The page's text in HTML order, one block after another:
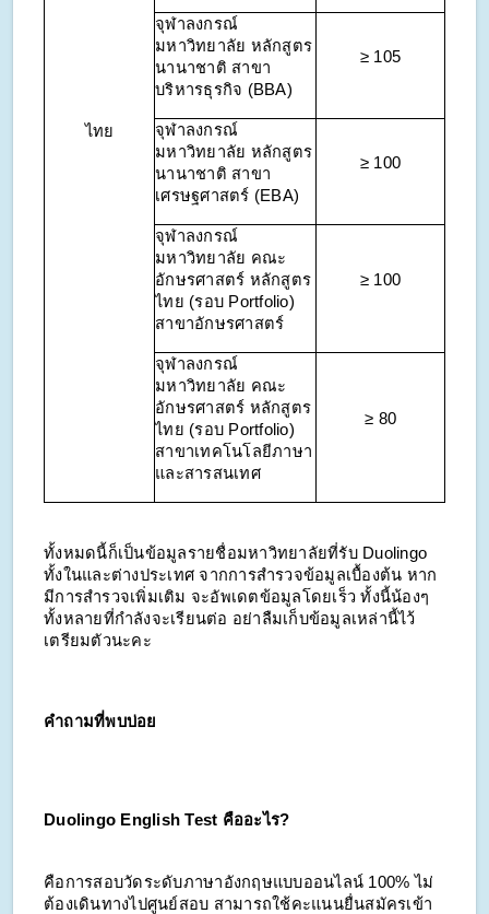
ไทย
จุฬาลงกรณ์
มหาวิทยาลัย หลักสูตร
นานาชาติ สาขา
บริหารธุรกิจ (BBA)
≥ 105
จุฬาลงกรณ์
มหาวิทยาลัย หลักสูตร
นานาชาติ สาขา
เศรษฐศาสตร์ (EBA)
≥ 100
จุฬาลงกรณ์
มหาวิทยาลัย คณะ
อักษรศาสตร์ หลักสูตร
ไทย (รอบ Portfolio)
สาขาอักษรศาสตร์
≥ 100
จุฬาลงกรณ์
มหาวิทยาลัย คณะ
อักษรศาสตร์ หลักสูตร
ไทย (รอบ Portfolio)
สาขาเทคโนโลยีภาษา
และสารสนเทศ
≥ 80
ทั้งหมดนี้ก็เป็นข้อมูลรายชื่อมหาวิทยาลัยที่รับ Duolingo
ทั้งในและต่างประเทศ จากการสำรวจข้อมูลเบื้องต้น หาก
มีการสำรวจเพิ่มเติม จะอัพเดตข้อมูลโดยเร็ว ทั้งนี้น้องๆ
ทั้งหลายที่กำลังจะเรียนต่อ อย่าลืมเก็บข้อมูลเหล่านี้ไว้
เตรียมตัวนะคะ
คำถามที่พบบ่อย
Duolingo English Test คืออะไร?
คือการสอบวัดระดับภาษาอังกฤษแบบออนไลน์ 100% ไม่
ต้องเดินทางไปศูนย์สอบ สามารถใช้คะแนนยื่นสมัครเข้า